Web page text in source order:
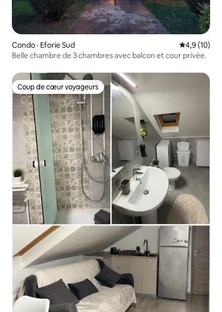
Condo · Eforie Sud Note
4,9 (10)
Belle chambre de 3 chambres avec balcon et cour privée.
Coup de cœur voyageurs
Coup de cœur voyageurs